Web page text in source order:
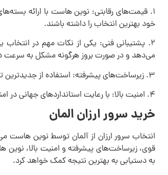
۱. قیمت‌های رقابتی: نوین هاست با ارائه
خود بهترین انتخاب را داشته باشند.
می‌دهد و در صورت بروز هرگونه مشکل به سرعت
۳. زیرساخت‌های پیشرفته: استفاده از جدیدترین تکنولوژی‌ها و سخت‌افزارهای به‌روز، اطمینان از عملکرد و پایداری بالای سرورها را فراهم می‌کند.
۴. امنیت بالا: با رعایت استانداردهای جهانی در امنیت داده‌ها، اطلاعات کاربران در محیطی ایمن ذخیره و پردازش می‌شوند.
خرید سرور ارزان المان
انتخاب سرور ارزان از آلمان توسط نوین هاست
قوی، زیرساخت‌های پیشرفته و امنیت بالا،
به دستیابی به بهترین نتیجه کمک خواهد کرد.